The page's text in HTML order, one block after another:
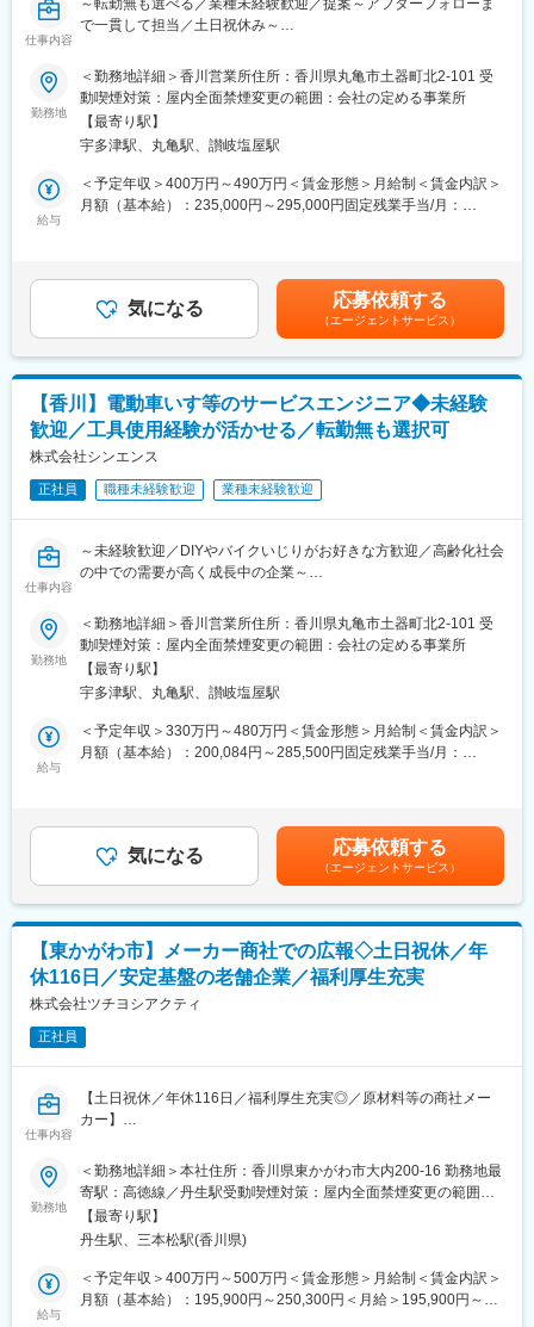
社会課題の一つである農業分野に向き合いながら、事業成長に挑
戦できる環境です。
変更の範囲：会社の定める業務
※実際の施工作業は発生しません
※ご経験に応じて段階的に業務をお任せします
■入社後の流れ
入社後は、先輩社員との同行やOJTを通じて業務理解を深めてい
ただきます。
まずは既存の施工店対応や進捗確認からスタートし、徐々に担当
エリアをお任せしていきます。
■同ポジションの特徴
・社内外との調整力やコミュニケーション力が活かせます
・長期常駐なし
・在宅勤務相談可
■ステップアップ
住宅設備に関する施工・営業・管理などのご経験を活かし、現場
作業から“管理・マネジメント側”へキャリアチェンジが可能です。
協力施工店の統括や品質管理を担うポジションとして、調整力・
マネジメント力を高めながら、市場価値の高いスキルを身につけ
られます。
東証プライム上場グループの一員として、住宅設備という生活に
欠かせない分野を支えており、安定した事業基盤を確立していま
す。
長年の実績と信頼のもと、継続的な需要が見込まれるため、長期
変更の範囲：会社の定める業務
仕事内容
で一貫して担当／土日祝休み～
■業務内容：
電動車いす・シニアカーを中心に、人々を支えている当社にて、
法人に対する自社サービス、商品の代理店営業をお任せいたしま
す。
■業務詳細：
・電動車いすレンタルサービス、オリジナル福祉用具の提案
・得意先様からの依頼にて、ご利用者宅での電動車いすの納品、
■業務補足：
・営業方法：社用車で1日あたり5～6件程度の法人に訪問し、自
※個人宅への飛び込み営業はありません。
・取扱商品：スズキ、ヤマハなど国内大手メーカーや自社ブラン
ドの電動車いす／自社ブランドの福祉用具（歩行関連機器）
■当社の強み：
豊富な商品ラインナップ、電動車いすについての専門的なメンテ
備・メンテナンスを社内で行っています。参入障壁が高いビジネ
スを展開しており、お客様から高い信頼を得ています。
■入社後の流れ：
まずは座学にて基礎知識を学んでいただき、その後は約3か月間、
先輩社員に同行し、営業や実際のご利用者宅での業務の進め方を
経験してから独り立ちとなります。その後も先輩社員とは密にコ
※多くの方が業界未経験で入社し活躍しています。
※福祉用具専門相談員資格の取得（費用会社負担）も行います。
です。自社の強みを明確に活かした事業展開を行っており、これ
まで業績は順調に推移し業界トップクラスの地位を築いていま
す。実際、商品を使用されているご利用者より「外出するのが楽
になった、ありがとう」といった言葉を直接いただく事も多くあ
り、やりがいを実感できるお仕事です。
■勤務地について：
エリア職（転居を伴う転勤無）／準総合職（地域内転勤有）／総
合職（全国転勤有）から選択可能です。
勤務地
＜勤務地詳細＞香川営業所住所：香川県丸亀市土器町北2-101 受
動喫煙対策：屋内全面禁煙変更の範囲：会社の定める事業所
【最寄り駅】
宇多津駅、丸亀駅、讃岐塩屋駅
給与
＜予定年収＞400万円～490万円＜賃金形態＞月給制＜賃金内訳＞
月額（基本給）：235,000円～295,000円固定残業手当/月：
やスキルを考慮の上、当社規定により決定いたします。■昇給：年
1回■賞与：年2回賃金はあくまでも目安の金額であり、選考を通
じて上下する可能性があります。月給(月額)は固定手当を含めた表
記です。
気になる 応募依頼する
（エージェントサービス）
【香川】電動車いす等のサービスエンジニア◆未経験
歓迎／工具使用経験が活かせる／転勤無も選択可
株式会社シンエンス
正社員 職種未経験歓迎 業種未経験歓迎
仕事内容
～未経験歓迎／DIYやバイクいじりがお好きな方歓迎／高齢化社会
の中での需要が高く成長中の企業～
【この求人について】
・電動車いす等の販売・レンタルを行う商社でのアフターフォロ
ー担当
・業界未経験・職種未経験での入社も多数
・技術職でありながら、お客様に直接感謝されるポジション
■業務内容：
サービスエンジニアとして、高齢化社会に必要不可欠な電動車い
■業務詳細：
実際に商品を使用されるご利用者の元へお伺いし、電動車いす・
・レンタル導入時におけるご利用者宅での安全運転指導
・ご利用者宅での修理業務、定期点検業務
・商品の納品・回収
・ご自身の納品・修理した電動車いすが活用されている場面を間
近に感じられ、「外出するのが楽になった、ありがとう」といっ
護の現場に貢献できた実感が持てるお仕事です。
・「数字を追う販売・サービス提供ではなく、お客様に寄り添っ
ーションが上がる」、「得意な機械いじりで誰かに貢献したい」
という方におすすめです。
■当社の強み：
ナンス技術力です。当社では、外部に委託することなく全ての整
備・メンテナンスを社内で行っています。参入障壁が高いビジネ
勤務地
＜勤務地詳細＞香川営業所住所：香川県丸亀市土器町北2-101 受
動喫煙対策：屋内全面禁煙変更の範囲：会社の定める事業所
【最寄り駅】
宇多津駅、丸亀駅、讃岐塩屋駅
給与
＜予定年収＞330万円～480万円＜賃金形態＞月給制＜賃金内訳＞
月額（基本給）：200,084円～285,500円固定残業手当/月：
やスキルを考慮の上、当社規定により決定いたします。■昇給：年
1回■賞与：年2回賃金はあくまでも目安の金額であり、選考を通
じて上下する可能性があります。月給(月額)は固定手当を含めた表
記です。
気になる 応募依頼する
（エージェントサービス）
【東かがわ市】メーカー商社での広報◇土日祝休／年
休116日／安定基盤の老舗企業／福利厚生充実
株式会社ツチヨシアクティ
正社員
仕事内容
【土日祝休／年休116日／福利厚生充実◎／原材料等の商社メー
カー】
■業務内容：
総務部員としてバックオフィス全般の業務をお任せします。現在1
名で対応している総務業務を分業したく今回新たに1名採用しま
す。
■業務詳細：
まずは日々の伝票のチェックや書類作成、営業車の契約に関わる
対応などから行っていただく予定です。
勤務地
＜勤務地詳細＞本社住所：香川県東かがわ市大内200-16 勤務地最
寄駅：高徳線／丹生駅受動喫煙対策：屋内全面禁煙変更の範囲：
会社の定める事業所
【最寄り駅】
丹生駅、三本松駅(香川県)
給与
＜予定年収＞400万円～500万円＜賃金形態＞月給制＜賃金内訳＞
月額（基本給）：195,900円～250,300円＜月給＞195,900円～